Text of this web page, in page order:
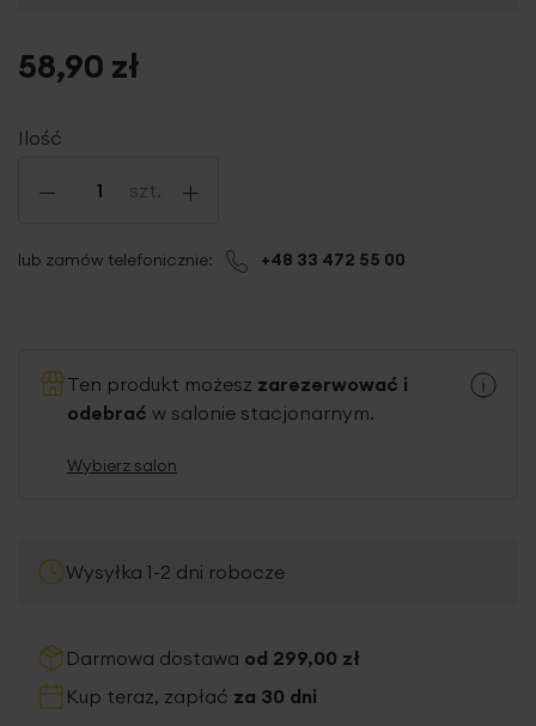
Ilość
- szt. +
58,90 zł
lub zamów telefonicznie: +48 33 472 55 00
Ten produkt możesz zarezerwować i
odebrać w salonie stacjonarnym.
Wybierz salon
Wysyłka 1-2 dni robocze
Darmowa dostawa od 299,00 zł
Kup teraz, zapłać za 30 dni